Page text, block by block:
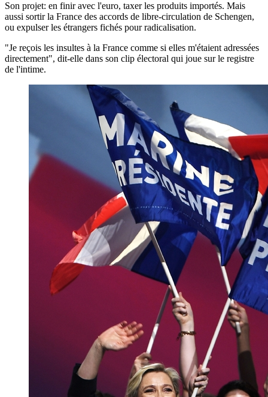
Son projet: en finir avec l'euro, taxer les produits importés. Mais
aussi sortir la France des accords de libre-circulation de Schengen,
ou expulser les étrangers fichés pour radicalisation.
"Je reçois les insultes à la France comme si elles m'étaient adressées
directement", dit-elle dans son clip électoral qui joue sur le registre
de l'intime.